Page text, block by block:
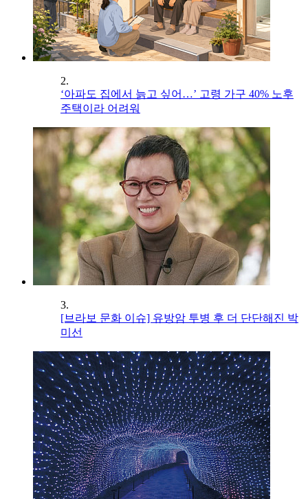
2.
‘아파도 집에서 늙고 싶어…’ 고령 가구 40% 노후
주택이라 어려워
3.
[브라보 문화 이슈] 유방암 투병 후 더 단단해진 박
미선